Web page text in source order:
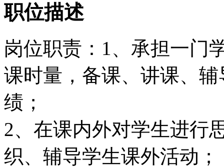
职位描述
岗位职责：1、承担一门
课时量，备课、讲课、
绩；
2、在课内外对学生进行
织、辅导学生课外活动；